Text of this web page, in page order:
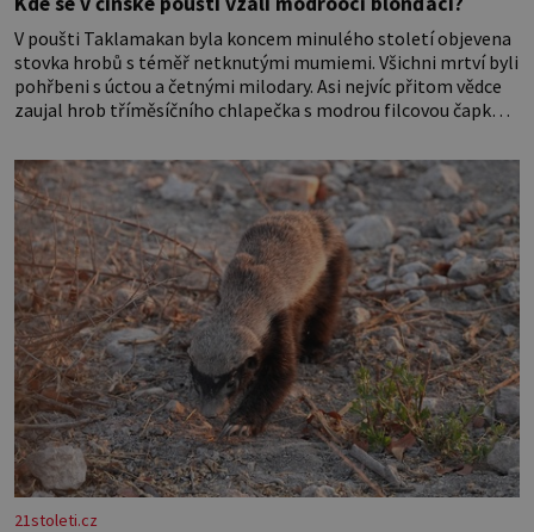
V poušti Taklamakan byla koncem minulého století objevena
stovka hrobů s téměř netknutými mumiemi. Všichni mrtví byli
pohřbeni s úctou a četnými milodary. Asi nejvíc přitom vědce
zaujal hrob tříměsíčního chlapečka s modrou filcovou čapkou,
nesmírně dobře zachovalá, přičítají odborníci zdejším
klimatickým podmínkám. Sucho, prosolené písky a extrémně
21stoleti.cz